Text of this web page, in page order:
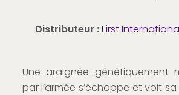
Distributeur :First
Une araignée génétiquement
par l’armée s’échappe et voit